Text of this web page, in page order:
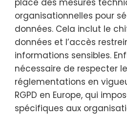
place des mesures
organisationnelles pour
données. Cela inclut le
données et l’accès
informations sensibles.
nécessaire de respecter
réglementations en
RGPD en Europe, qui
spécifiques aux